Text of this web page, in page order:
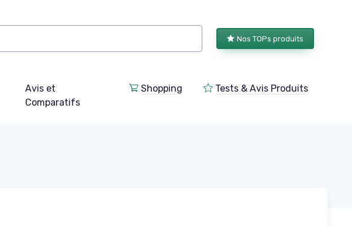
Nos TOPs produits
Avis et
Comparatifs
Shopping Tests & Avis Produits